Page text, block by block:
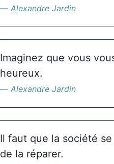
Alexandre Jardin
Imaginez que vous
heureux.
Alexandre Jardin
Il faut que la société
de la réparer.